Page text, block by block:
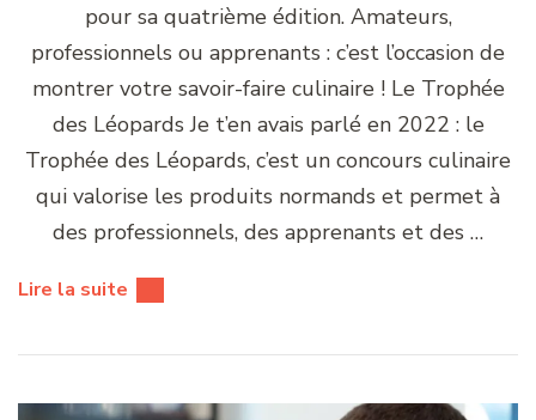
pour sa quatrième édition. Amateurs,
professionnels ou apprenants : c’est l’occasion de
montrer votre savoir-faire culinaire ! Le Trophée
des Léopards Je t’en avais parlé en 2022 : le
Trophée des Léopards, c’est un concours culinaire
qui valorise les produits normands et permet à
des professionnels, des apprenants et des …
Lire la suite